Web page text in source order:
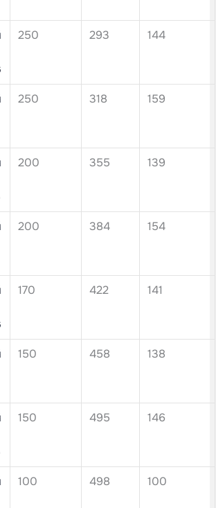
250 293 144
250 318 159
200 355 139
200 384 154
170 422 141
150 458 138
150 495 146
100 498 100